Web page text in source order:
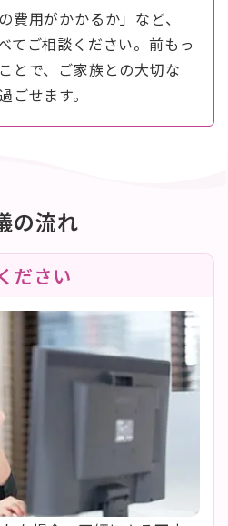
費用がかかるか」など、
てご相談ください。前もっ
とで、ご家族との大切な
ごせます。
の流れ
ださい